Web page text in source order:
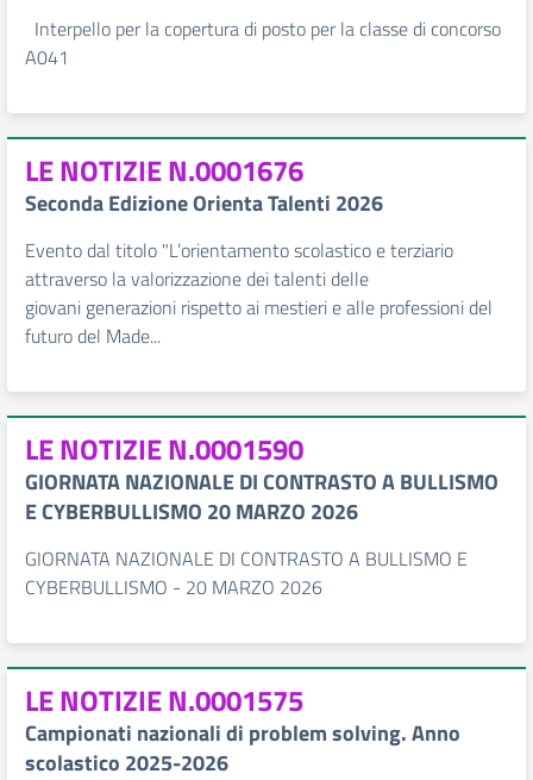
Interpello per la copertura di posto per la classe di concorso
A041
LE NOTIZIE N.0001676
Seconda Edizione Orienta Talenti 2026
Evento dal titolo "L’orientamento scolastico e terziario
attraverso la valorizzazione dei talenti delle
giovani generazioni rispetto ai mestieri e alle professioni del
futuro del Made...
LE NOTIZIE N.0001590
GIORNATA NAZIONALE DI CONTRASTO A BULLISMO
E CYBERBULLISMO 20 MARZO 2026
GIORNATA NAZIONALE DI CONTRASTO A BULLISMO E
CYBERBULLISMO - 20 MARZO 2026
LE NOTIZIE N.0001575
Campionati nazionali di problem solving. Anno
scolastico 2025-2026